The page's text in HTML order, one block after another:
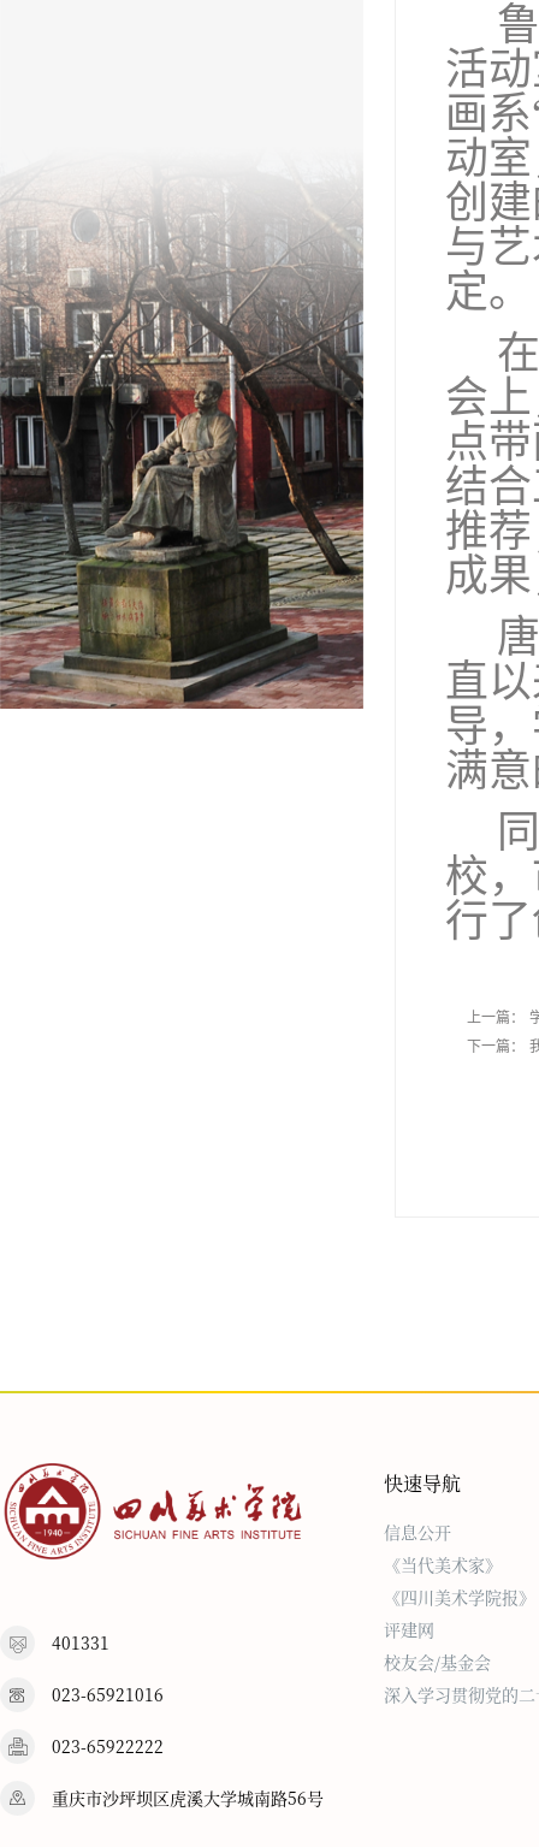
活
画
动
创
与
定。
会
点
结
推
成
直
导
满
校
行
上一篇：
下一篇：